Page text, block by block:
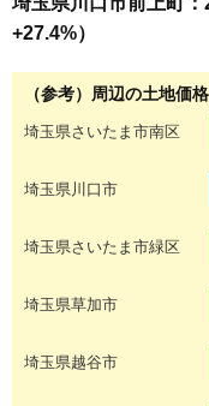
+27.4%）
（参考）周辺の土地価
埼玉県さいたま市南区
埼玉県川口市
埼玉県さいたま市緑区
埼玉県草加市
埼玉県越谷市